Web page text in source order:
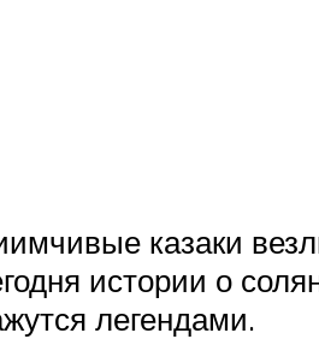
казаки
истории о
легендами.